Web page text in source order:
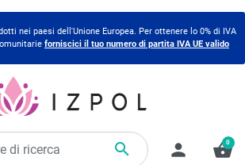
nei paesi dell'Unione Europea. Per ottenere lo 0% di IVA
forniscici il tuo numero di partita IVA UE valido
 person shopping_basket
0